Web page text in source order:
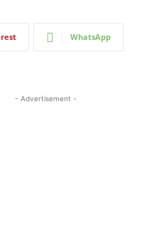
WhatsApp
- Advertisement -